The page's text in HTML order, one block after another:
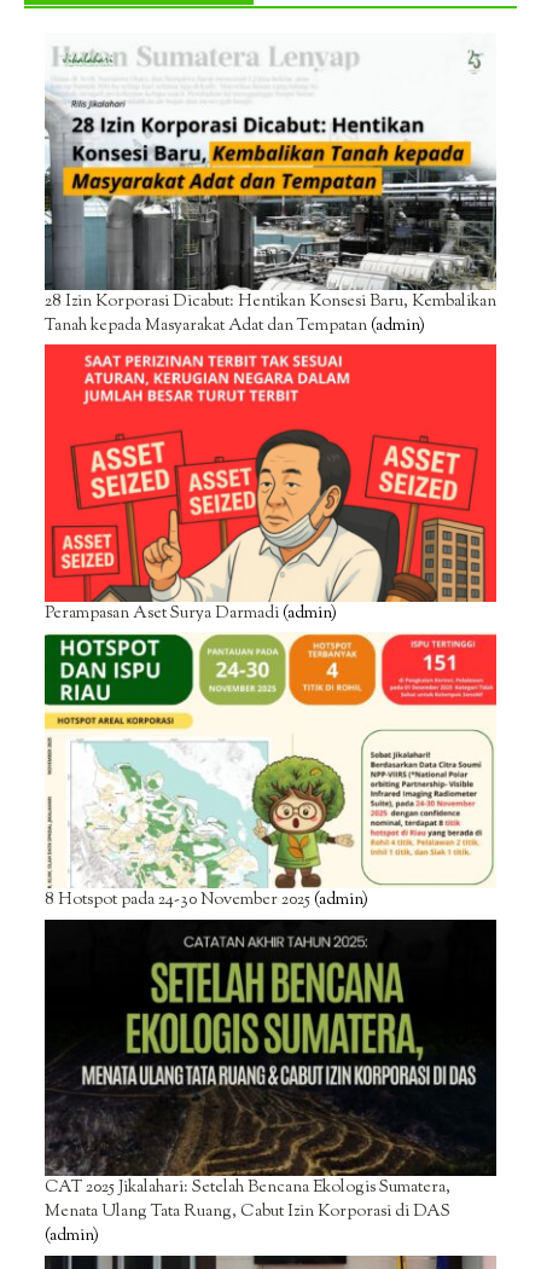
28 Izin Korporasi Dicabut: Hentikan Konsesi Baru, Kembalikan
Tanah kepada Masyarakat Adat dan Tempatan(admin)
Perampasan Aset Surya Darmadi(admin)
8 Hotspot pada 24-30 November 2025(admin)
CAT 2025 Jikalahari: Setelah Bencana Ekologis Sumatera,
Menata Ulang Tata Ruang, Cabut Izin Korporasi di DAS
(admin)